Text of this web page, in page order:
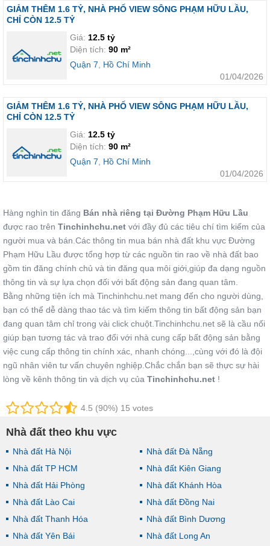
GIẢM THÊM 1.6 TỶ, NHÀ PHỐ VIEW SÔNG PHẠM HỮU LẦU,
CHỈ CÒN 12.5 TỶ
Giá: 12.5 tỷ
Diện tích: 90 m²
Quận 7
Hồ Chí Minh
01/04/2026
GIẢM THÊM 1.6 TỶ, NHÀ PHỐ VIEW SÔNG PHẠM HỮU LẦU,
CHỈ CÒN 12.5 TỶ
Giá: 12.5 tỷ
Diện tích: 90 m²
Quận 7
Hồ Chí Minh
01/04/2026
Hàng nghìn tin đăng Bán nhà riêng tại Đường Phạm Hữu Lầu
được rao trên Tinchinhchu.net với đầy đủ các tiêu chí tìm kiếm của
người mua và bán.Các thông tin mua bán nhà đất khu vực Đường
Phạm Hữu Lầu được tổng hợp từ các nguồn tin rao về nhà đất bao
gồm tin đăng chính chủ và tin đăng qua môi giới,giúp đa dạng nguồn
thông tin và sự lựa chọn đối với bất động sản đang quan tâm.
Bằng những tiện ích mà Tinchinhchu.net mang đến cho người dùng,
bạn có thể dễ dàng thao tác và tìm kiếm thông tin bất động sản bạn
đang quan tâm chỉ trong vài click chuột.Tinchinhchu.net sẽ là cầu nối
giúp bạn tương tác và trao đổi với nhà cung cấp bất động sản bằng
việc cung cấp thông tin chính xác, nhanh chóng...,cùng với đó là đội
ngũ nhân viên tư vấn chuyên nghiệp.Chắc chắn bạn sẽ thực sự hài
lòng về kênh thông tin và dịch vụ của Tinchinhchu.net !
4.5 (90%) 15 votes
Nhà đất theo khu vực
Nhà đất Hà Nội
Nhà đất TP HCM
Nhà đất Hải Phòng
Nhà đất Lào Cai
Nhà đất Thanh Hóa
Nhà đất Yên Bái
Nhà đất Đà Nẵng
Nhà đất Kiên Giang
Nhà đất Khánh Hòa
Nhà đất Đồng Nai
Nhà đất Bình Dương
Nhà đất Long An